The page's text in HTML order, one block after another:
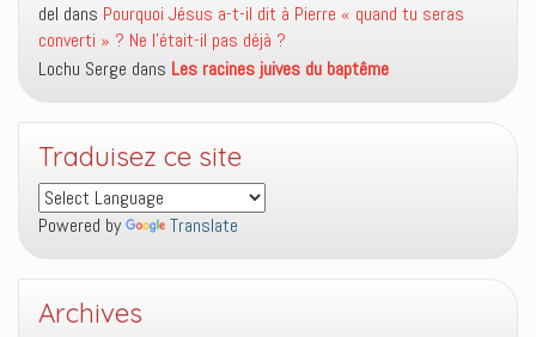
del dans Pourquoi Jésus a-t-il dit à Pierre « quand tu seras
converti » ? Ne l’était-il pas déjà ?
Lochu Serge dans Les racines juives du baptême
Traduisez ce site
Powered by Translate
Archives